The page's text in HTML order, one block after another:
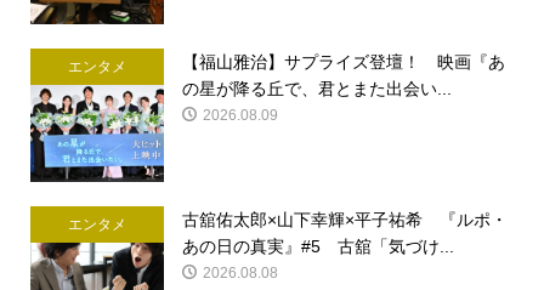
エンタメ
【福山雅治】サプライズ登壇！ 映画『あ
の星が降る丘で、君とまた出会い...
2026.08.09
エンタメ
古舘佑太郎×山下幸輝×平子祐希 『ルポ・
あの日の真実』#5 古舘「気づけ...
2026.08.08